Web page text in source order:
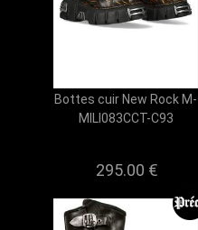
Bottes cuir New Rock M-
MILI083CCT-C93
295.00 €